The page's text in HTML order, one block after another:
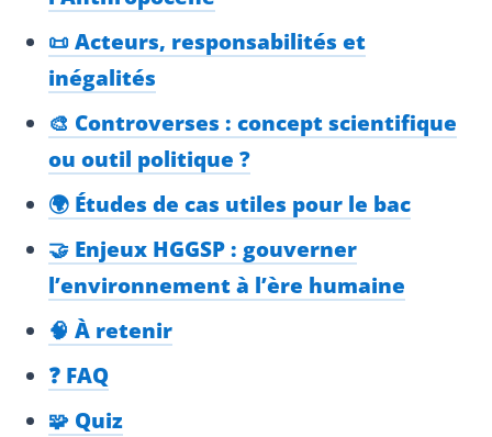
📜 Acteurs, responsabilités et
inégalités
🎨 Controverses : concept scientifique
ou outil politique ?
🌍 Études de cas utiles pour le bac
🤝 Enjeux HGGSP : gouverner
l’environnement à l’ère humaine
🧠 À retenir
❓ FAQ
🧩 Quiz